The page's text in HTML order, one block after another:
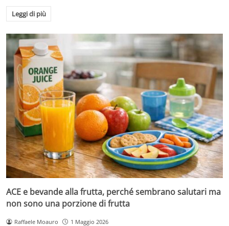
Leggi di più
ACE e bevande alla frutta, perché sembrano salutari ma
non sono una porzione di frutta
Raffaele Moauro 1 Maggio 2026